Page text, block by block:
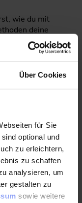
Über Cookies
für Sie
optional und
zu erleichtern,
zu schaffen
analysieren, um
gestalten zu
sowie weitere
wie du mit
deine
komplette Toolbox
Kollegen,
Seminare des
für deine
60 Jahren